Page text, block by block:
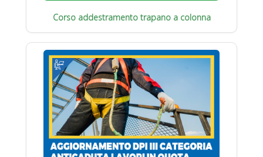
Corso addestramento trapano a colonna